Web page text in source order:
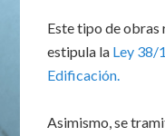
Este tipo de obras
estipula la Ley 38/
Edificación.
Asimismo, se